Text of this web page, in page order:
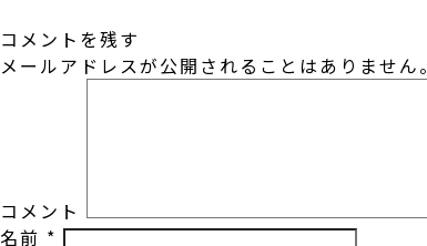
コメントを残す
メールアドレスが公開されることはありません。
コメント
名前 *